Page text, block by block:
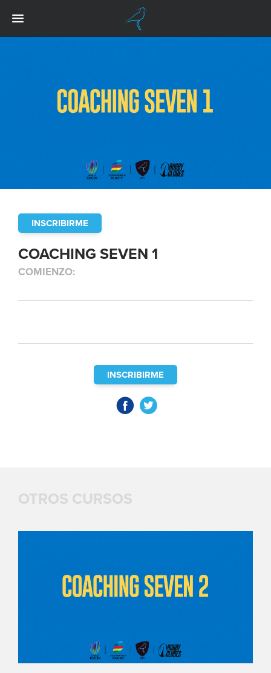
INSCRIBIRME
COACHING SEVEN 1
COMIENZO:
INSCRIBIRME
OTROS CURSOS